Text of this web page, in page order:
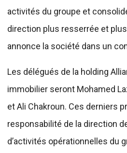
activités du groupe et
direction plus resserrée et
annonce la société dans un
Les délégués de la holding
immobilier seront Mohamed
et Ali Chakroun. Ces derniers
responsabilité de la direction
d’activités opérationnelles du